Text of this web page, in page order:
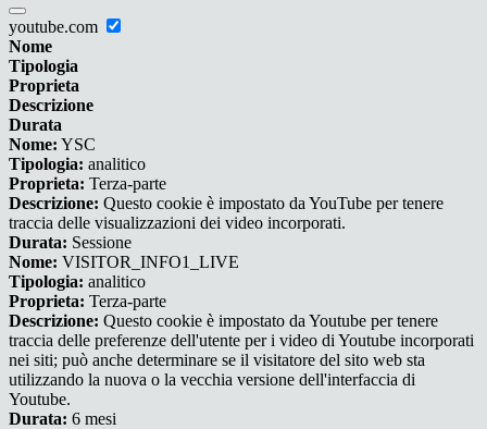
youtube.com
Nome
Tipologia
Proprieta
Descrizione
Durata
Nome: YSC
Tipologia: analitico
Proprieta: Terza-parte
Descrizione: Questo cookie è impostato da YouTube per tenere
traccia delle visualizzazioni dei video incorporati.
Durata: Sessione
Nome: VISITOR_INFO1_LIVE
Tipologia: analitico
Proprieta: Terza-parte
Descrizione: Questo cookie è impostato da Youtube per tenere
traccia delle preferenze dell'utente per i video di Youtube incorporati
nei siti; può anche determinare se il visitatore del sito web sta
utilizzando la nuova o la vecchia versione dell'interfaccia di
Youtube.
Durata: 6 mesi